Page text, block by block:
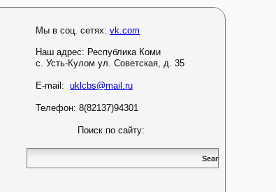
Мы в соц. сетях: vk.com
Наш адрес: Республика Коми
с. Усть-Кулом ул. Советская, д. 35
E-mail: uklcbs@mail.ru
Телефон: 8(82137)94301
Поиск по сайту: